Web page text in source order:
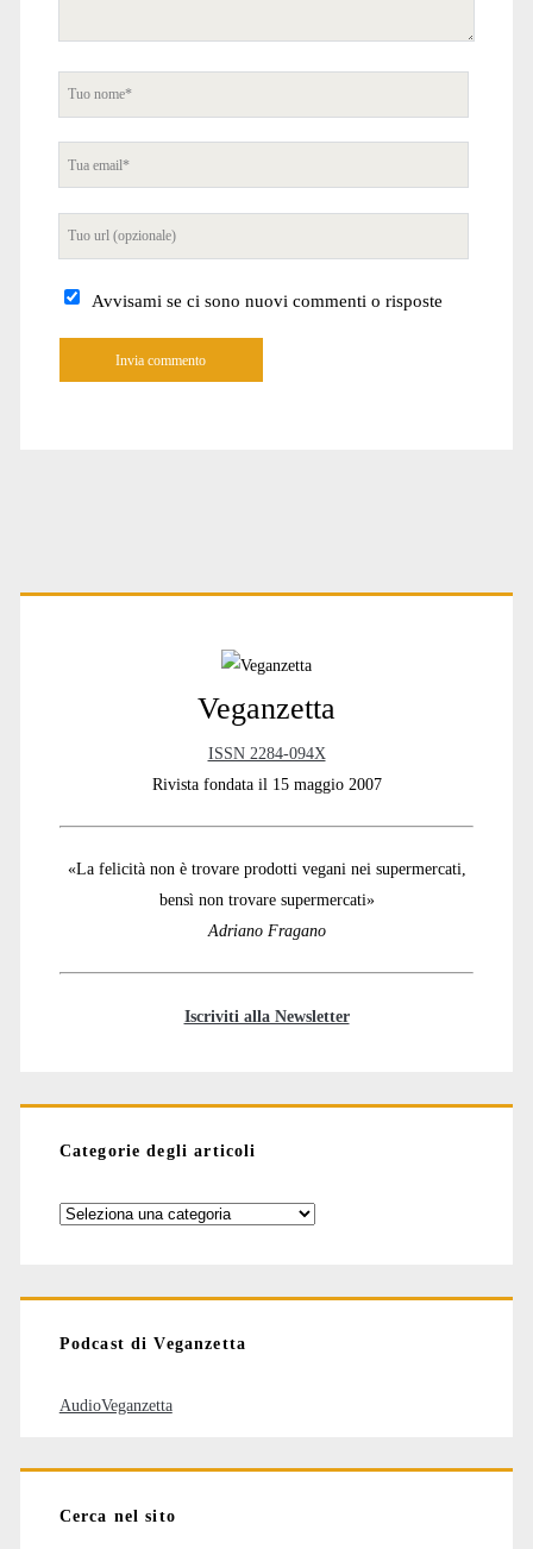
nome
email
sito
Avvisami se ci sono nuovi commenti o risposte
Primary
Veganzetta
ISSN 2284-094X
Rivista fondata il 15 maggio 2007
«La felicità non è trovare prodotti vegani nei supermercati,
bensì non trovare supermercati»
Adriano Fragano
Iscriviti alla Newsletter
Categorie degli articoli
Categorie
Podcast di Veganzetta
AudioVeganzetta
Cerca nel sito